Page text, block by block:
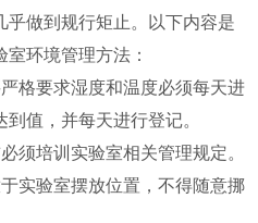
乎做到规行矩止。以下内容是
环境管理方法：
格要求湿度和温度必须每天进
值，并每天进行登记。
须培训实验室相关管理规定。
实验室摆放位置，不得随意挪